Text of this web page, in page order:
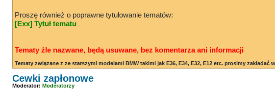
Proszę również o poprawne tytułowanie tematów:
[Exx] Tytuł tematu
Tematy źle nazwane, będą usuwane, bez komentarza ani informacji
Tematy związane z ze starszymi modelami BMW takimi jak E36, E34, E32, E12 etc. prosimy zakładać
Cewki zapłonowe
Moderator: Moderatorzy